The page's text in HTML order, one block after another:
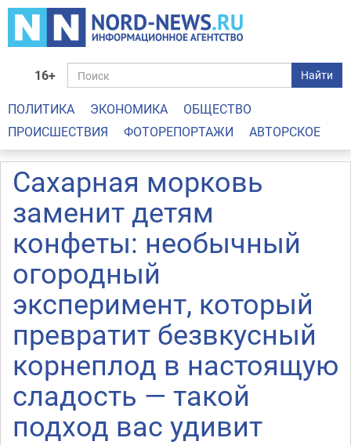
16+ Найти
ПОЛИТИКА ЭКОНОМИКА
ОБЩЕСТВО
ПРОИСШЕСТВИЯ
ФОТОРЕПОРТАЖИ АВТОРСКОЕ
Сахарная морковь
заменит детям
конфеты: необычный
огородный
эксперимент, который
превратит безвкусный
корнеплод в настоящую
сладость — такой
подход вас удивит